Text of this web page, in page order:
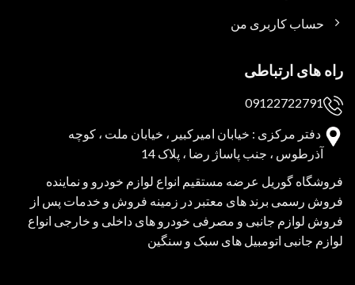
حساب کاربری من
راه های ارتباطی
09122722791
دفتر مرکزی : خیابان امیرکبیر ، خیابان ملت ، کوچه
آذرطوس ، جنب پاساژ رضا ، پلاک 14
فروشگاه گوریل عرضه مستقیم انواع لوازم خودرو و نماینده
فروش رسمی برند های معتبر در زمینه فروش و خدمات پس از
فروش لوازم جانبی و مصرفی خودرو های داخلی و خارجی انواع
لوازم جانبی اتومبیل های سبک و سنگین